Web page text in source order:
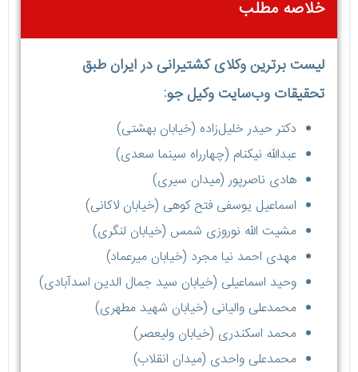
خلاصه مطلب
لیست برترین وکلای کشتیرانی در ایران طبق
تحقیقات وب‌سایت وکیل جو:
دکتر حیدر خلیل‌زاده (خیابان بهشتی)
عبدالله نیکنام (چهارراه سینما سعدی)
هادی ناصرپور (میدان سیری)
اسماعیل یوسفی فتح کوهی (خیابان لاکانی)
مشیت الله نوروزی شمس (خیابان لنگری)
مهدی احمد نیا مجرد (خیابان میرعماد)
وحید اسماعیلی (خیابان سید جمال الدین اسدآبادی)
محمدعلی والیانی (خیابان شهید مطهری)
محمد اسکندری (خیابان ولیعصر)
محمدعلی واحدی (میدان انقلاب)